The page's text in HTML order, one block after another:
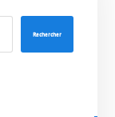
Rechercher